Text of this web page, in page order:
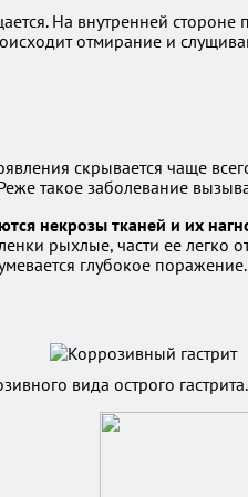
На внутренней
отмирание и
скрывается чаще
такое заболевание
некрозы тканей и их
рыхлые, части ее
глубокое
вида острого гастрита.